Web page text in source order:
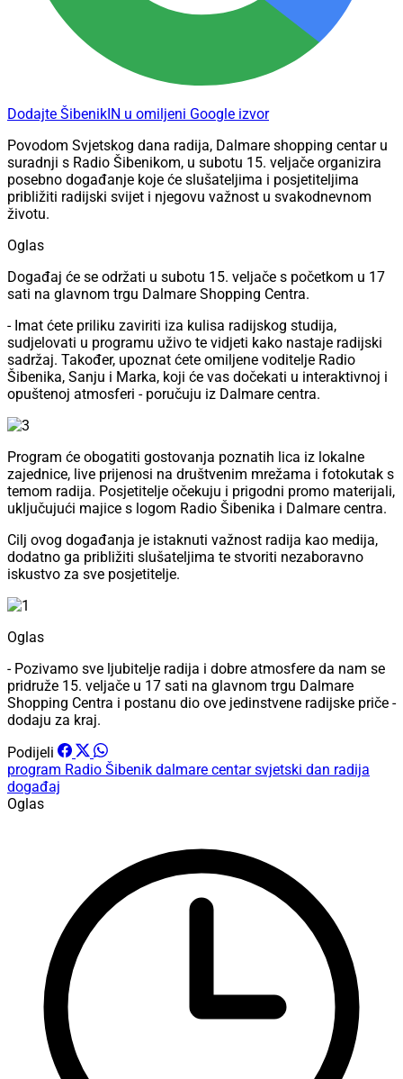
Dodajte ŠibenikIN u omiljeni Google izvor
Povodom Svjetskog dana radija, Dalmare shopping centar u
suradnji s Radio Šibenikom, u subotu 15. veljače organizira
posebno događanje koje će slušateljima i posjetiteljima
približiti radijski svijet i njegovu važnost u svakodnevnom
životu.
Oglas
Događaj će se održati u subotu 15. veljače s početkom u 17
sati na glavnom trgu Dalmare Shopping Centra.
- Imat ćete priliku zaviriti iza kulisa radijskog studija,
sudjelovati u programu uživo te vidjeti kako nastaje radijski
sadržaj. Također, upoznat ćete omiljene voditelje Radio
Šibenika, Sanju i Marka, koji će vas dočekati u interaktivnoj i
opuštenoj atmosferi - poručuju iz Dalmare centra.
Program će obogatiti gostovanja poznatih lica iz lokalne
zajednice, live prijenosi na društvenim mrežama i fotokutak s
temom radija. Posjetitelje očekuju i prigodni promo materijali,
uključujući majice s logom Radio Šibenika i Dalmare centra.
Cilj ovog događanja je istaknuti važnost radija kao medija,
dodatno ga približiti slušateljima te stvoriti nezaboravno
iskustvo za sve posjetitelje.
Oglas
- Pozivamo sve ljubitelje radija i dobre atmosfere da nam se
pridruže 15. veljače u 17 sati na glavnom trgu Dalmare
Shopping Centra i postanu dio ove jedinstvene radijske priče -
dodaju za kraj.
Podijeli
program Radio Šibenik dalmare centarsvjetski dan radija
događaj
Oglas